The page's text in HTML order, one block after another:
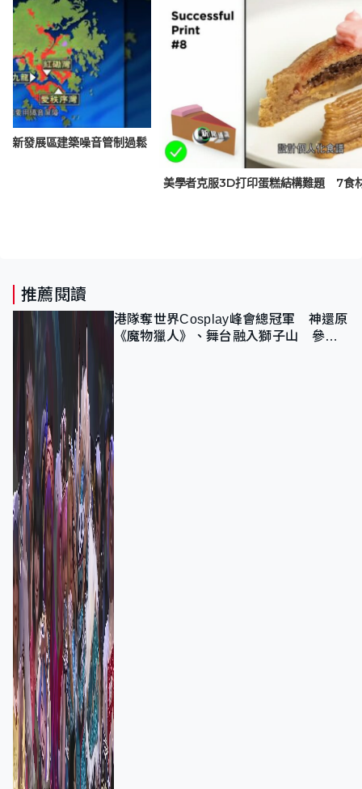
新發展區建築噪音管制過鬆
推薦閱讀
港隊奪世界Cosplay峰會總冠軍 神還原
《魔物獵人》、舞台融入獅子山 參賽